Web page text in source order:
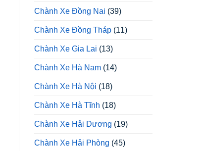
Chành Xe Đồng Nai (39)
Chành Xe Đồng Tháp (11)
Chành Xe Gia Lai (13)
Chành Xe Hà Nam (14)
Chành Xe Hà Nội (18)
Chành Xe Hà Tĩnh (18)
Chành Xe Hải Dương (19)
Chành Xe Hải Phòng (45)